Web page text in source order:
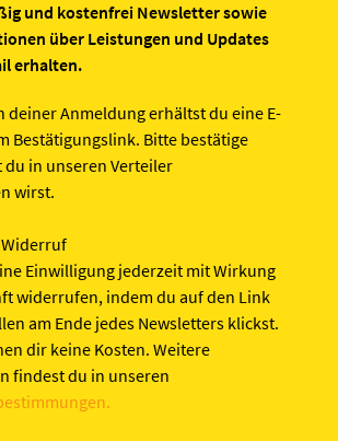
und kostenfrei Newsletter sowie
über Leistungen und Updates
erhalten.
deiner Anmeldung erhältst du eine E-
Bestätigungslink. Bitte bestätige
du in unseren Verteiler
wirst.
Einwilligung jederzeit mit Wirkung
widerrufen, indem du auf den Link
am Ende jedes Newsletters klickst.
dir keine Kosten. Weitere
findest du in unseren